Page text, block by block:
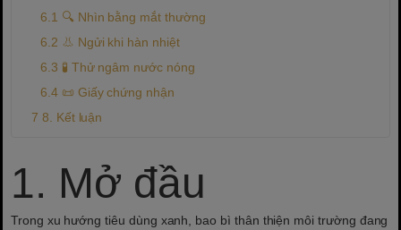
🔍 Nhìn bằng mắt thường
👃 Ngửi khi hàn nhiệt
🧪 Thử ngâm nước nóng
📜 Giấy chứng nhận
8. Kết luận
1. Mở đầu
Trong xu hướng tiêu dùng xanh, bao bì thân thiện môi trường đang